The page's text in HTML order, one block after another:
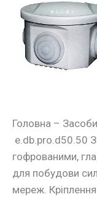
Головна –
e.db.pro.d50.50
гофрованими,
для побудови
мереж.
коробка
e.db.pro.d50.50